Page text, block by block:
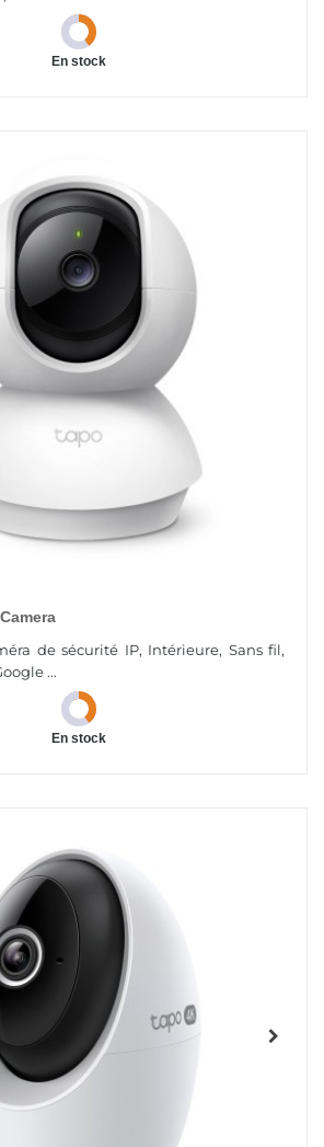
En stock
de sécurité IP, Intérieure, Sans fil,
...
En stock